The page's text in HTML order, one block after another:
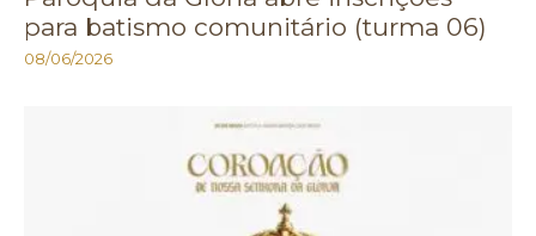
para batismo comunitário (turma 06)
08/06/2026